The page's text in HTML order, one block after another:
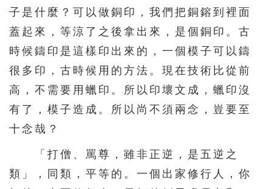
子是什麼？可以做銅印，我們把銅鎔到裡面
蓋起來，等涼了之後拿出來，是個銅印。古
時候鑄印是這樣印出來的，一個模子可以鑄
很多印，古時候用的方法。現在技術比從前
高，不需要用蠟印。所以印壞文成，蠟印沒
有了，模子造成。所以尚不須兩念，豈要至
十念哉？
「打僧、罵尊，雖非正逆，是五逆之
類」，同類，平等的。一個出家修行人，你